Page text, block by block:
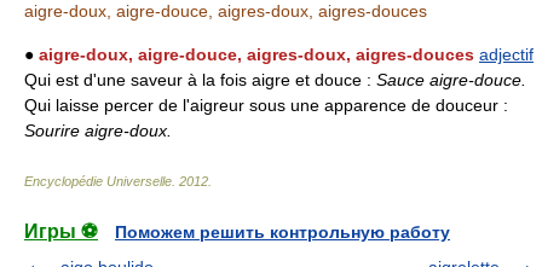
aigre-doux, aigre-douce, aigres-doux, aigres-douces
● aigre-doux, aigre-douce, aigres-doux, aigres-douces adjectif
Qui est d'une saveur à la fois aigre et douce : Sauce aigre-douce.
Qui laisse percer de l'aigreur sous une apparence de douceur :
Sourire aigre-doux.
Encyclopédie Universelle 2012
Игры ⚽
Поможем решить контрольную работу